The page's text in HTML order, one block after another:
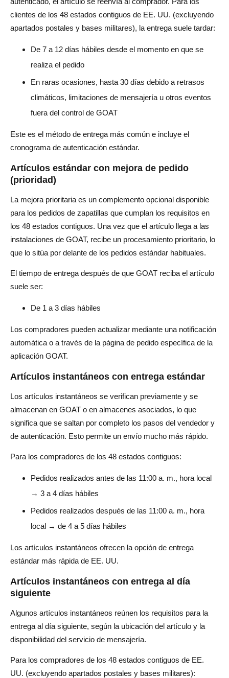
clientes de los 48 estados contiguos de EE. UU. (excluyendo
apartados postales y bases militares), la entrega suele tardar:
De 7 a 12 días hábiles desde el momento en que se
realiza el pedido
En raras ocasiones, hasta 30 días debido a retrasos
climáticos, limitaciones de mensajería u otros eventos
fuera del control de GOAT
Este es el método de entrega más común e incluye el
cronograma de autenticación estándar.
Artículos estándar con mejora de pedido
(prioridad)
La mejora prioritaria es un complemento opcional disponible
para los pedidos de zapatillas que cumplan los requisitos en
los 48 estados contiguos. Una vez que el artículo llega a las
instalaciones de GOAT, recibe un procesamiento prioritario, lo
que lo sitúa por delante de los pedidos estándar habituales.
El tiempo de entrega después de que GOAT reciba el artículo
suele ser:
De 1 a 3 días hábiles
Los compradores pueden actualizar mediante una notificación
automática o a través de la página de pedido específica de la
aplicación GOAT.
Artículos instantáneos con entrega estándar
Los artículos instantáneos se verifican previamente y se
almacenan en GOAT o en almacenes asociados, lo que
significa que se saltan por completo los pasos del vendedor y
de autenticación. Esto permite un envío mucho más rápido.
Para los compradores de los 48 estados contiguos:
Pedidos realizados antes de las 11:00 a. m., hora local
→ 3 a 4 días hábiles
Pedidos realizados después de las 11:00 a. m., hora
local → de 4 a 5 días hábiles
Los artículos instantáneos ofrecen la opción de entrega
estándar más rápida de EE. UU.
Artículos instantáneos con entrega al día
siguiente
Algunos artículos instantáneos reúnen los requisitos para la
entrega al día siguiente, según la ubicación del artículo y la
disponibilidad del servicio de mensajería.
Para los compradores de los 48 estados contiguos de EE.
UU. (excluyendo apartados postales y bases militares):